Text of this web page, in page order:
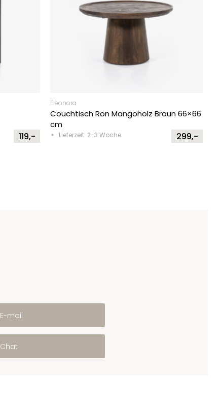
119,-
Eleonora
Couchtisch Ron Mangoholz Braun 66×66
cm
Lieferzeit: 2-3 Woche 299,-
E-mail
Chat